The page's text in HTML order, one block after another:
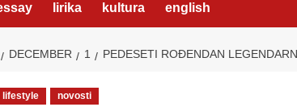
lirika kultura english
DECEMBER 1 PEDESETI ROĐENDAN
lifestyle novosti